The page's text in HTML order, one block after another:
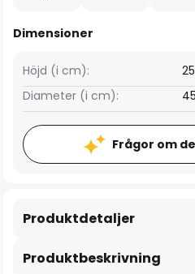
Dimensioner
Höjd (i cm):
25
Diameter (i cm):
45
Frågor om
Produktbeskrivning
Produktdetaljer